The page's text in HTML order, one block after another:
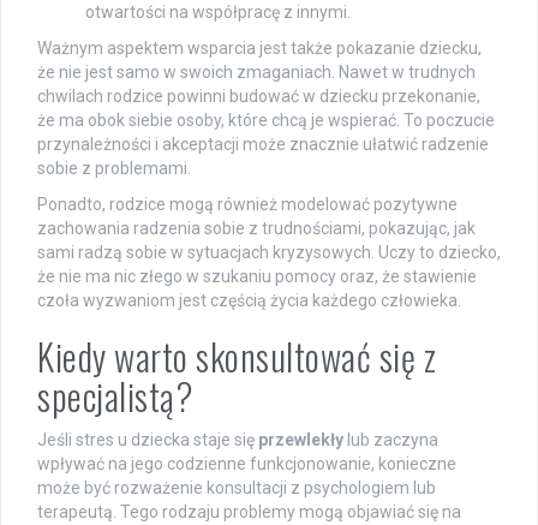
otwartości na współpracę z innymi.
Ważnym aspektem wsparcia jest także pokazanie dziecku,
że nie jest samo w swoich zmaganiach. Nawet w trudnych
chwilach rodzice powinni budować w dziecku przekonanie,
że ma obok siebie osoby, które chcą je wspierać. To poczucie
przynależności i akceptacji może znacznie ułatwić radzenie
sobie z problemami.
Ponadto, rodzice mogą również modelować pozytywne
zachowania radzenia sobie z trudnościami, pokazując, jak
sami radzą sobie w sytuacjach kryzysowych. Uczy to dziecko,
że nie ma nic złego w szukaniu pomocy oraz, że stawienie
czoła wyzwaniom jest częścią życia każdego człowieka.
Kiedy warto skonsultować się z
specjalistą?
Jeśli stres u dziecka staje się przewlekły lub zaczyna
wpływać na jego codzienne funkcjonowanie, konieczne
może być rozważenie konsultacji z psychologiem lub
terapeutą. Tego rodzaju problemy mogą objawiać się na